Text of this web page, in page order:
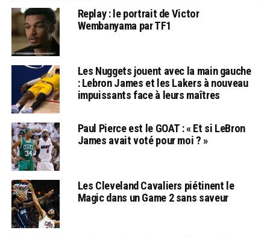
Replay : le portrait de Victor
Wembanyama par TF1
Les Nuggets jouent avec la main gauche
: Lebron James et les Lakers à nouveau
impuissants face à leurs maîtres
Paul Pierce est le GOAT : « Et si LeBron
James avait voté pour moi ? »
Les Cleveland Cavaliers piétinent le
Magic dans un Game 2 sans saveur